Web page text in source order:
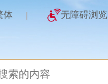
体 | 无障碍浏览